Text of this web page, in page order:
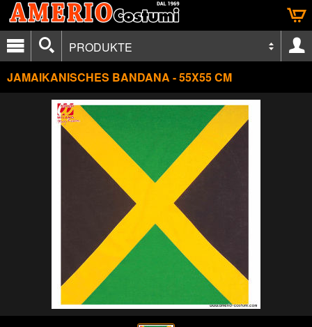
PRODUKTE
JAMAIKANISCHES BANDANA - 55X55 CM